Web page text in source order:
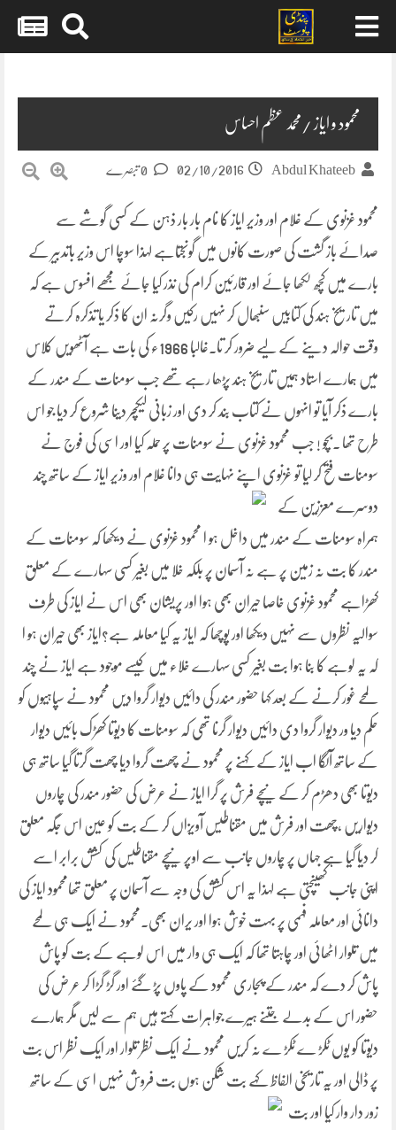
محمود و ایاز /محمد عظم احساس
Abdul Khateeb
02/10/2016
محمود غزنوی کے غلام اور وزیر ایاز کا نام بار بار ذہن کے کسی گوشے سے
صدائے باز گشت کی صورت کانوں میں گونجتاہے لہذا سوچا اس وزیر باتدبیر کے
بارے میں کچھ لکھا جائے اور قارئین کرام کی نذر کیا جائے مجھے افسوس ہے کہ
میں تاریخ ہند کی کتابیں سنبھال کر نہیں رکیں وگرنہ ان کا ذکر یا تذکرہ کرتے
وقت حوالہ دینے کے لیے ضرور کر تا۔غالبا 1966ء کی بات ہے آٹھویں کلاس
میں ہمارے استاد ہمیں تاریخ ہند پڑھا رہے تھے جب سومنات کے مندر کے
بارے ذکر آیا تو انہوں نے کتاب بند کر دی اور زبانی لیکچر دینا شروع کر دیا جو اس
طرح تھا ۔بچو ! جب محمود غزنوی نے سومنات پر حملہ کیا اور اسی کی فوج نے
سومنات فتح کر لیا تو غزنوی اپنے نہایت ہی دانا غلام اور وزیر ایاز کے ساتھ چند
دوسرے معززین کے
ہمراہ سومنات کے مندر میں داخل ہو ا محمود غزنوی نے دیکھا کہ سومنات کے
مندر کا بت نہ زمین پر ہے نہ آسمان پر بلکہ خلا میں بغیر کسی سہارے کے معلق
کھڑاہے محمود غزنوی خاصا حیران بھی ہوا اور پریشان بھی اس نے ایاز کی طرف
سوالیہ نظروں سے نہیں دیکھا اور پوچھا کہ ایاز یہ کیا معاملہ ہے؟ایاز بھی حیران ہو ا
کہ یہ لوہے کا بنا ہوا بت بغیر کسی سہارے خلاء میں کیسے موجود ہے ایاز نے چند
لمحے غور کرنے کے بعد کہا حضور مندر کی دائیں دیوار گروا دیں محمود نے سپاہیوں کو
حکم دیا ور دیوار گروا دی دائیں دیوار گرنا تھی کہ سومنات کا دیوتا کھڑک بائیں دیوار
کے ساتھ آلگا اب ایاز کے کہنے پر محمود نے چھت گروا دیا چھت گرتا گیا ساتھ ہی
دیوتا بھی دھڑم کر کے نیچے فرش پر گرا ایاز نے عرض کی حضور مندر کی چاروں
دیواریں ،چھت اور فرش میں مقناطیس آویزاں کر کے بت کو عین اس جگہ معلق
کر دیا گیا ہے جہاں پر چاروں جانب سے اوپر نیچے مقناطیس کی کشش برابر اسے
اپنی جانب کھینچتی ہے لہذا یہ اس کشش کی وجہ سے آسمان پر معلق تھامحمود ایاز کی
دانائی اور معاملہ فہمی پر بہت خوش ہوا اور یران بھی۔محمود نے ایک ہی لمحے
میں تلوار اٹھائی اور چاہتا تھا کہ ایک ہی وار میں اس لوہے کے بت کو پاش
پاش کر دے کہ مندر کے پجاری محمود کے پاوں پڑ گئے اور گڑ گڑا کر عر ض کی
حضور اس کے بدلے جتنے ہیرے جواہرات کہتے ہیں ہم سے لیں مگر ہمارے
دیوتا کو یوں ٹکڑ ے ٹکڑ ے نہ کریں محمود نے ایک نظر تلوار اور ایک نظر اس بت
پر ڈالی اور یہ تاریخی الفاظ کہے بت شکن ہوں بت فروش نہیں اسی کے ساتھ
زور دار وار کیا اور بت